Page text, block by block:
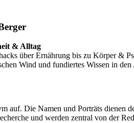
& Alltag
über Ernährung bis zu Körper &
Wind und fundiertes Wissen in den
auf. Die Namen und Porträts dienen
und werden zentral von der